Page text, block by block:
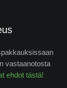
vastaanotosta
ehdot tästä!